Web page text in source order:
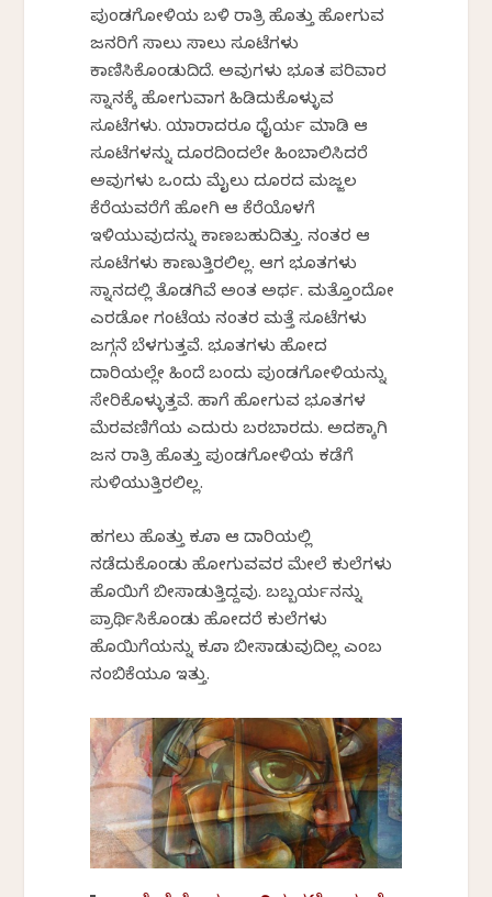
ಪುಂಡಗೋಳಿಯ ಬಳಿ ರಾತ್ರಿ ಹೊತ್ತು ಹೋಗುವ
ಜನರಿಗೆ ಸಾಲು ಸಾಲು ಸೂಟೆಗಳು
ಕಾಣಿಸಿಕೊಂಡುದಿದೆ. ಅವುಗಳು ಭೂತ ಪರಿವಾರ
ಸ್ನಾನಕ್ಕೆ ಹೋಗುವಾಗ ಹಿಡಿದುಕೊಳ್ಳುವ
ಸೂಟೆಗಳು. ಯಾರಾದರೂ ಧೈರ್ಯ ಮಾಡಿ ಆ
ಸೂಟೆಗಳನ್ನು ದೂರದಿಂದಲೇ ಹಿಂಬಾಲಿಸಿದರೆ
ಅವುಗಳು ಒಂದು ಮೈಲು ದೂರದ ಮಜ್ಜಲ
ಕೆರೆಯವರೆಗೆ ಹೋಗಿ ಆ ಕೆರೆಯೊಳಗೆ
ಇಳಿಯುವುದನ್ನು ಕಾಣಬಹುದಿತ್ತು. ನಂತರ ಆ
ಸೂಟೆಗಳು ಕಾಣುತ್ತಿರಲಿಲ್ಲ. ಆಗ ಭೂತಗಳು
ಸ್ನಾನದಲ್ಲಿ ತೊಡಗಿವೆ ಅಂತ ಅರ್ಥ. ಮತ್ತೊಂದೋ
ಎರಡೋ ಗಂಟೆಯ ನಂತರ ಮತ್ತೆ ಸೂಟೆಗಳು
ಜಗ್ಗನೆ ಬೆಳಗುತ್ತವೆ. ಭೂತಗಳು ಹೋದ
ದಾರಿಯಲ್ಲೇ ಹಿಂದೆ ಬಂದು ಪುಂಡಗೋಳಿಯನ್ನು
ಸೇರಿಕೊಳ್ಳುತ್ತವೆ. ಹಾಗೆ ಹೋಗುವ ಭೂತಗಳ
ಮೆರವಣಿಗೆಯ ಎದುರು ಬರಬಾರದು. ಅದಕ್ಕಾಗಿ
ಜನ ರಾತ್ರಿ ಹೊತ್ತು ಪುಂಡಗೋಳಿಯ ಕಡೆಗೆ
ಸುಳಿಯುತ್ತಿರಲಿಲ್ಲ.
ಹಗಲು ಹೊತ್ತು ಕೂಡಾ ಆ ದಾರಿಯಲ್ಲಿ
ನಡೆದುಕೊಂಡು ಹೋಗುವವರ ಮೇಲೆ ಕುಲೆಗಳು
ಹೊಯಿಗೆ ಬೀಸಾಡುತ್ತಿದ್ದವು. ಬಬ್ಬರ್ಯನನ್ನು
ಪ್ರಾರ್ಥಿಸಿಕೊಂಡು ಹೋದರೆ ಕುಲೆಗಳು
ಹೊಯಿಗೆಯನ್ನು ಕೂಡಾ ಬೀಸಾಡುವುದಿಲ್ಲ ಎಂಬ
ನಂಬಿಕೆಯೂ ಇತ್ತು.